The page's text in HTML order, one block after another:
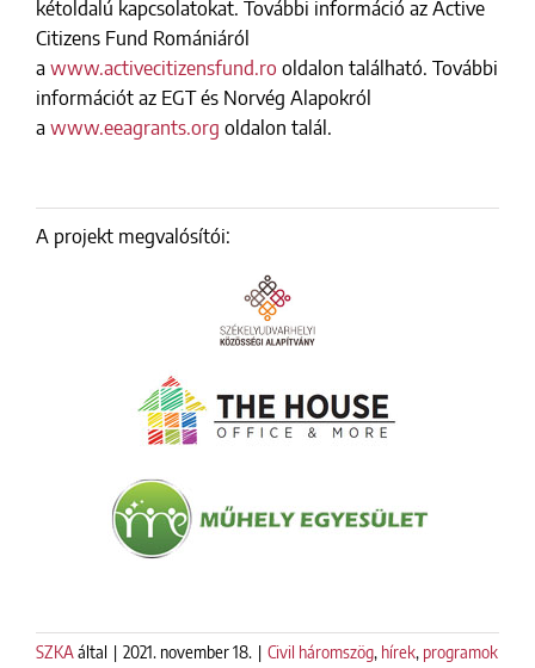
kétoldalú kapcsolatokat. További információ az Active
Citizens Fund Romániáról
awww.activecitizensfund.ro oldalon található. További
információt az EGT és Norvég Alapokról
awww.eeagrants.org oldalon talál.
A projekt megvalósítói:
SZKAáltal | 2021. november 18. | Civil háromszög, hírek, programok